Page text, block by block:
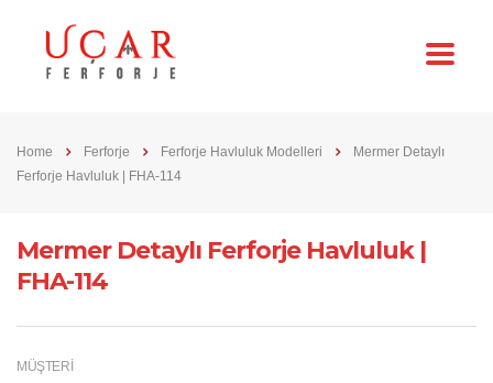
Home Ferforje Ferforje Havluluk Modelleri
Mermer Detaylı
Ferforje Havluluk | FHA-114
Mermer Detaylı Ferforje Havluluk |
FHA-114
MÜŞTERI